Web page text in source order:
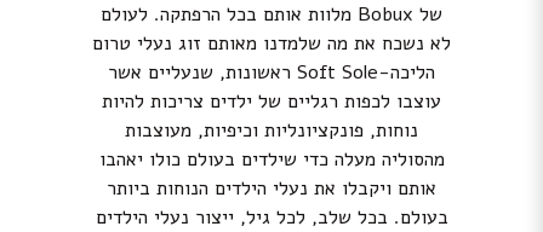
של Bobux מלוות אותם בכל הרפתקה. לעולם
לא נשכח את מה שלמדנו מאותם זוג נעלי טרום
הליכה-Soft Sole ראשונות, שנעליים אשר
עוצבו לכפות רגליים של ילדים צריכות להיות
נוחות, פונקציונליות וכיפיות, מעוצבות
מהסוליה מעלה כדי שילדים בעולם כולו יאהבו
אותם ויקבלו את נעלי הילדים הנוחות ביותר
בעולם. בכל שלב, לכל גיל, ייצור נעלי הילדים